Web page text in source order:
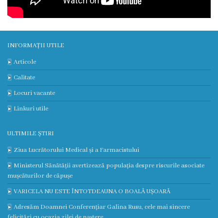
Secția
nr.
4
Secția
terapie
reanimare
Laborator
Transparență
INFORMAȚII UTILE
Articole
Calitate
Locuri vacante
Linkuri utile
ULTIMILE ȘTIRI
Ziua Lucrătorului Medical și a Farmacistului
Ministerul Sănătății avertizează populația despre riscurile asociate
mușcăturilor de căpușe
VARICELA NU ESTE ÎNTOTDEAUNA O BOALĂ UȘOARĂ
Adresăm Doamnei Conferențiar Galina Rusu, cele mai sincere